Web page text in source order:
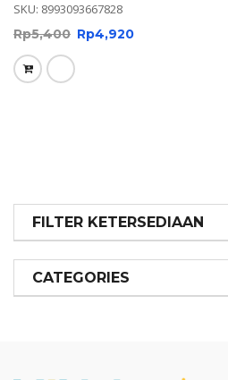
FILTER KETERSEDIAAN
CATEGORIES
SKU: 8993093667828
Rp5,400 Rp4,920